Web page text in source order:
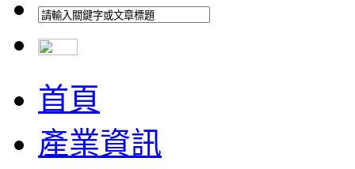
首頁
產業資訊